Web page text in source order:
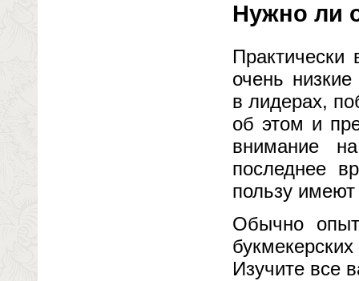
Нужно ли
Практически
очень
в лидерах,
об этом и
внимание
последнее
пользу
Обычно
Изучите все